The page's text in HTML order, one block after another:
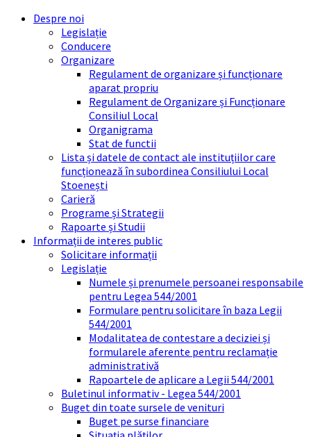
Skip
Skip
Skip
Skip
Despre noi
Legislație
Conducere
Organizare
Regulament de organizare și funcționare
aparat propriu
Regulament de Organizare și Funcționare
Consiliul Local
Organigrama
Stat de functii
Lista și datele de contact ale instituțiilor care
funcționează în subordinea Consiliului Local
Stoenești
Carieră
Programe și Strategii
Rapoarte și Studii
Informații de interes public
Solicitare informații
Legislație
Numele și prenumele persoanei responsabile
pentru Legea 544/2001
Formulare pentru solicitare în baza Legii
544/2001
Modalitatea de contestare a deciziei și
formularele aferente pentru reclamație
administrativă
Rapoartele de aplicare a Legii 544/2001
Buletinul informativ - Legea 544/2001
Buget din toate sursele de venituri
Buget pe surse financiare